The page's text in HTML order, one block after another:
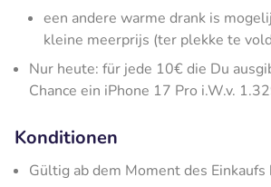
een andere warme drank is
kleine meerprijs (ter plekke te
Nur heute: für jede 10€ die Du
Chance ein iPhone 17 Pro i.W.v.
Konditionen
Gültig ab dem Moment des